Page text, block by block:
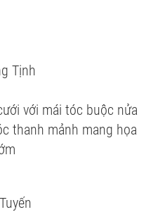
Tịnh
với mái tóc buộc nửa
thanh mảnh mang họa